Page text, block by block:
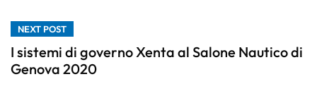
NEXT POST
I sistemi di governo Xenta al Salone Nautico di
Genova 2020